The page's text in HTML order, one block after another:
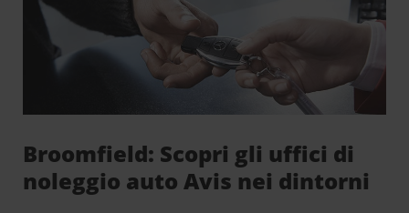
Broomfield: Scopri gli uffici di
noleggio auto Avis nei dintorni